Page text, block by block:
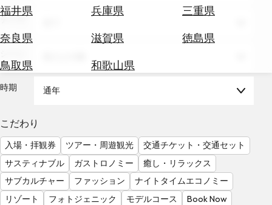
福井県
兵庫県
三重県
奈良県
滋賀県
徳島県
鳥取県
和歌山県
券
テ
を
調
べ
る
天
気
を
見
る
テーマ
時期 通年
こだわり
入場・拝観券 ツアー・周遊観光
交通チケット・交通セット
サスティナブル
ガストロノミー
癒し・リラックス
サブカルチャー
ファッション
ナイトタイムエコノミー
リゾート
フォトジェニック モデルコース Book Now